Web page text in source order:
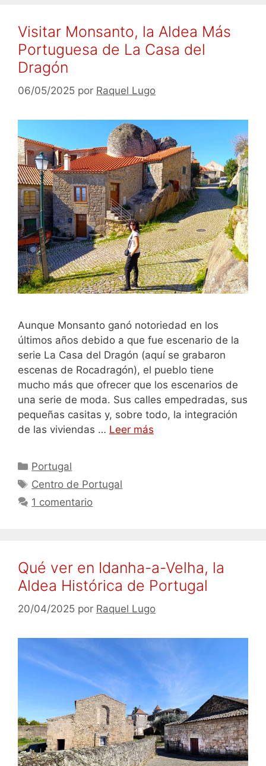
Visitar Monsanto, la Aldea Más
Portuguesa de La Casa del
Dragón
06/05/2025 por Raquel Lugo
Aunque Monsanto ganó notoriedad en los
últimos años debido a que fue escenario de la
serie La Casa del Dragón (aquí se grabaron
escenas de Rocadragón), el pueblo tiene
mucho más que ofrecer que los escenarios de
una serie de moda. Sus calles empedradas, sus
pequeñas casitas y, sobre todo, la integración
de las viviendas … Leer más
Categorías
Portugal
Etiquetas
Centro de Portugal
1 comentario
Qué ver en Idanha-a-Velha, la
Aldea Histórica de Portugal
20/04/2025 por Raquel Lugo